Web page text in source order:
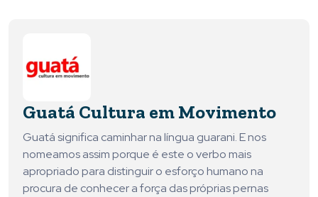
Guatá Cultura em Movimento
Guatá significa caminhar na língua guarani. E nos
nomeamos assim porque é este o verbo mais
apropriado para distinguir o esforço humano na
procura de conhecer a força das próprias pernas